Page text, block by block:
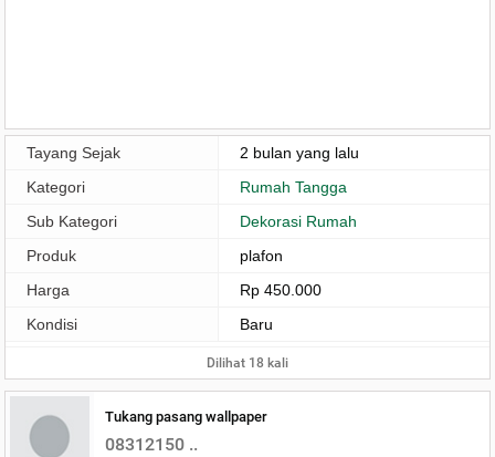
Tayang Sejak
2 bulan yang lalu
Kategori
Rumah Tangga
Sub Kategori
Dekorasi Rumah
Produk
plafon
Harga
Rp 450.000
Kondisi
Baru
Dilihat 18 kali
Tukang pasang wallpaper
08312150 ..